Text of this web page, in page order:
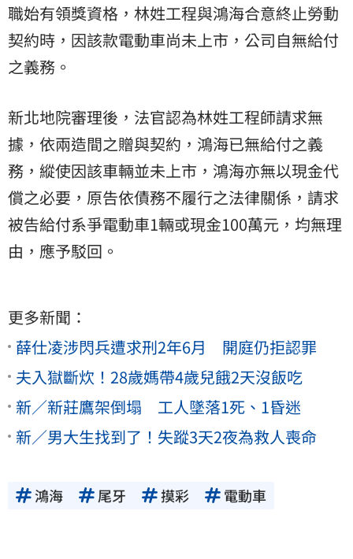
職始有領獎資格，林姓工程與鴻海合意終止勞動
契約時，因該款電動車尚未上市，公司自無給付
之義務。
新北地院審理後，法官認為林姓工程師請求無
據，依兩造間之贈與契約，鴻海已無給付之義
務，縱使因該車輛並未上市，鴻海亦無以現金代
償之必要，原告依債務不履行之法律關係，請求
被告給付系爭電動車1輛或現金100萬元，均無理
由，應予駁回。
更多新聞：
薛仕凌涉閃兵遭求刑2年6月 開庭仍拒認罪
夫入獄斷炊！28歲媽帶4歲兒餓2天沒飯吃
新／新莊鷹架倒塌 工人墜落1死、1昏迷
新／男大生找到了！失蹤3天2夜為救人喪命
鴻海 尾牙 摸彩 電動車